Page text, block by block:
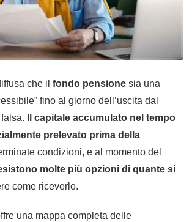
che il fondo pensione sia una
fino al giorno dell’uscita dal
Il capitale accumulato nel tempo
prelevato prima della
condizioni, e al momento del
molte più opzioni di quante si
come riceverlo.
una mappa completa delle